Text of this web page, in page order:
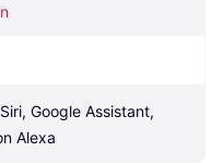
Google Assistant,
Alexa